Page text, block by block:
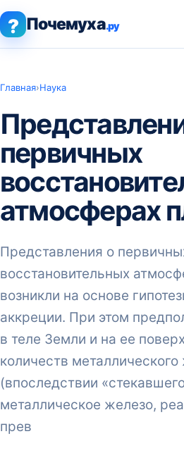
? Почемуха.ру
Главная›Наука
первичных
атмосферах
Представления о
восстановительных
возникли на основе
аккреции. При этом
в теле Земли и на ее
количеств металлического
(впоследствии
металлическое железо,
прев